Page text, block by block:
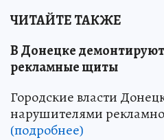
ЧИТАЙТЕ ТАКЖЕ
В Донецке
рекламные щиты
Городские власти
нарушителями
(подробнее)